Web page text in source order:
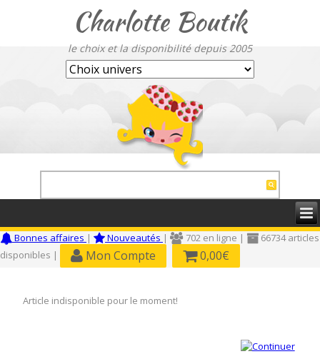
Charlotte Boutik
le choix et la disponibilité depuis 2005
Bonnes affaires | Nouveautés | 702 en ligne |
66734 articles
disponibles |
Mon Compte 0,00€
Article indisponible pour le moment!